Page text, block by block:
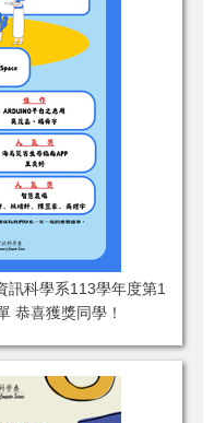
訊科學系113學年度第1
恭喜獲獎同學！